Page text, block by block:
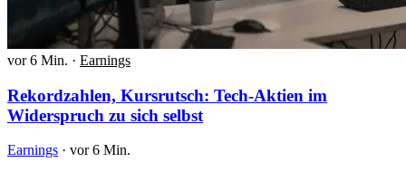
vor 6 Min. · Earnings
Rekordzahlen, Kursrutsch: Tech-Aktien im
Widerspruch zu sich selbst
Earnings · vor 6 Min.